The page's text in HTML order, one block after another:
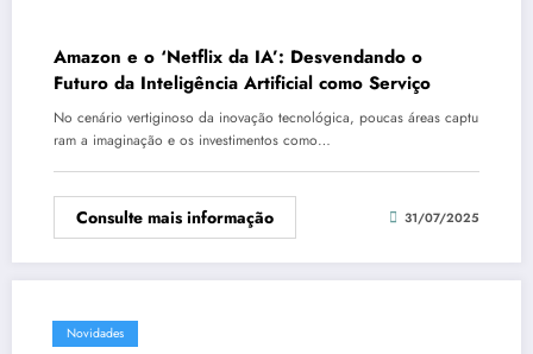
Amazon e o ‘Netflix da IA’: Desvendando o
Futuro da Inteligência Artificial como Serviço
No cenário vertiginoso da inovação tecnológica, poucas áreas captu
ram a imaginação e os investimentos como…
Consulte mais informação 31/07/2025
Novidades